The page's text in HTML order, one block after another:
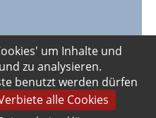
Barrierefreiheit
anpassen
um Inhalte und
zu analysieren.
benutzt werden dürfen
alle Cookies